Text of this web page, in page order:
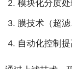
模块化分质
膜技术（超
自动化控制